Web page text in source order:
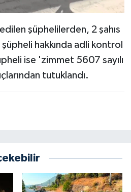
şüphelilerden, 2 şahıs
şüpheli hakkında adli kontrol
ise 'zimmet 5607 sayılı
tutuklandı.